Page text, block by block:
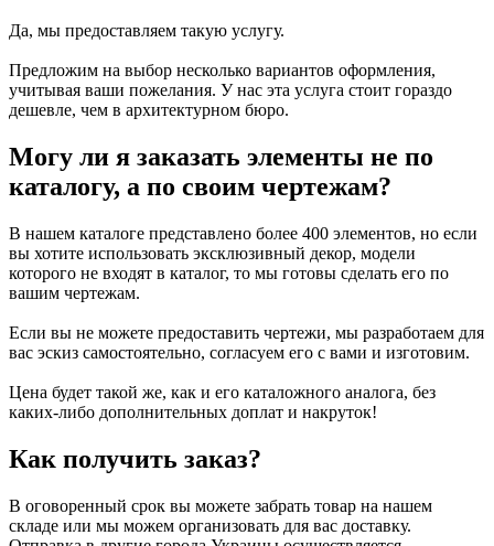
Да, мы предоставляем такую услугу.
Предложим на выбор несколько вариантов оформления,
учитывая ваши пожелания. У нас эта услуга стоит гораздо
дешевле, чем в архитектурном бюро.
Могу ли я заказать элементы не по
каталогу, а по своим чертежам?
В нашем каталоге представлено более 400 элементов, но если
вы хотите использовать эксклюзивный декор, модели
которого не входят в каталог, то мы готовы сделать его по
вашим чертежам.
Если вы не можете предоставить чертежи, мы разработаем для
вас эскиз самостоятельно, согласуем его с вами и изготовим.
Цена будет такой же, как и его каталожного аналога, без
каких-либо дополнительных доплат и накруток!
Как получить заказ?
В оговоренный срок вы можете забрать товар на нашем
складе или мы можем организовать для вас доставку.